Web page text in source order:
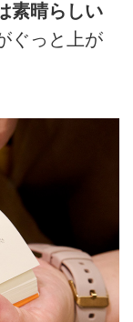
素晴らしい
ぐっと上が